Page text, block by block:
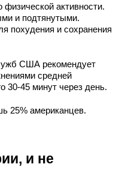
активности.
и подтянутыми.
похудения и сохранения
США рекомендует
средней
30-45 минут через день.
25% американцев.
и не